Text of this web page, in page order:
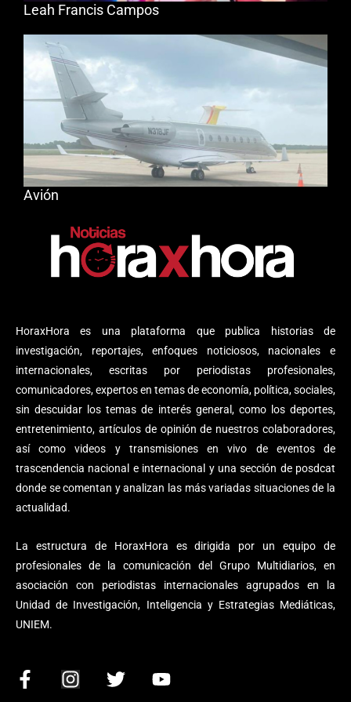
HoraxHora es una plataforma que publica historias de
investigación, reportajes, enfoques noticiosos, nacionales e
internacionales, escritas por periodistas profesionales,
comunicadores, expertos en temas de economía, política, sociales,
sin descuidar los temas de interés general, como los deportes,
entretenimiento, artículos de opinión de nuestros colaboradores,
así como videos y transmisiones en vivo de eventos de
trascendencia nacional e internacional y una sección de posdcat
donde se comentan y analizan las más variadas situaciones de la
actualidad.
La estructura de HoraxHora es dirigida por un equipo de
profesionales de la comunicación del Grupo Multidiarios, en
asociación con periodistas internacionales agrupados en la
Unidad de Investigación, Inteligencia y Estrategias Mediáticas,
UNIEM.
F
I
T
Y
Leah Francis Campos
Avión